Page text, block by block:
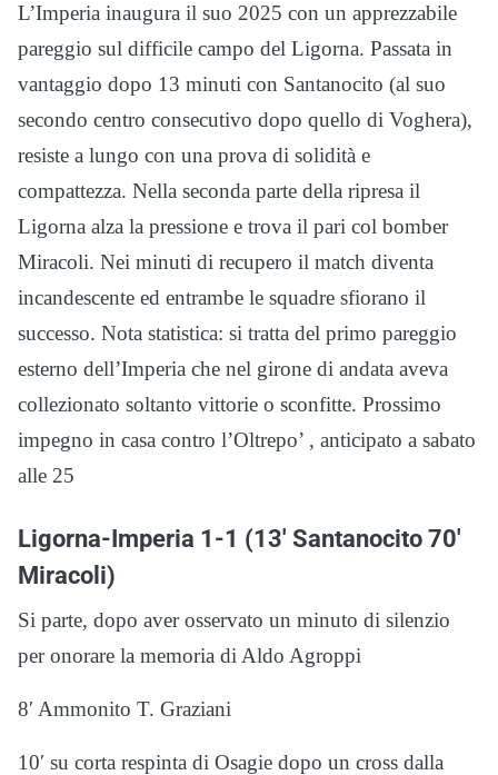
L’Imperia inaugura il suo 2025 con un apprezzabile
pareggio sul difficile campo del Ligorna. Passata in
vantaggio dopo 13 minuti con Santanocito (al suo
secondo centro consecutivo dopo quello di Voghera),
resiste a lungo con una prova di solidità e
compattezza. Nella seconda parte della ripresa il
Ligorna alza la pressione e trova il pari col bomber
Miracoli. Nei minuti di recupero il match diventa
incandescente ed entrambe le squadre sfiorano il
successo. Nota statistica: si tratta del primo pareggio
esterno dell’Imperia che nel girone di andata aveva
collezionato soltanto vittorie o sconfitte. Prossimo
impegno in casa contro l’Oltrepo’ , anticipato a sabato
alle 25
Ligorna-Imperia 1-1 (13′ Santanocito 70′
Miracoli)
Si parte, dopo aver osservato un minuto di silenzio
per onorare la memoria di Aldo Agroppi
8′ Ammonito T. Graziani
10′ su corta respinta di Osagie dopo un cross dalla